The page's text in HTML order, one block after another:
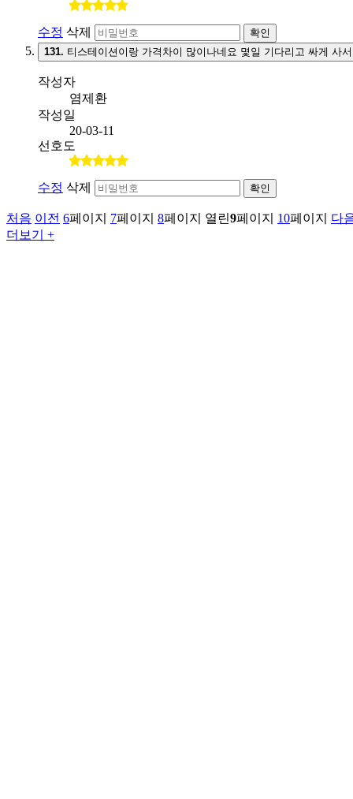
수정 삭제
확인
131. 티스테이션이랑 가격차이 많이나네요 몇일 기다리고 싸게 사
작성자
염제환
작성일
20-03-11
선호도
수정 삭제 확인
처음 이전 6페이지 7페이지 8페이지 열린9페이지 10페이지
다
더보기 +